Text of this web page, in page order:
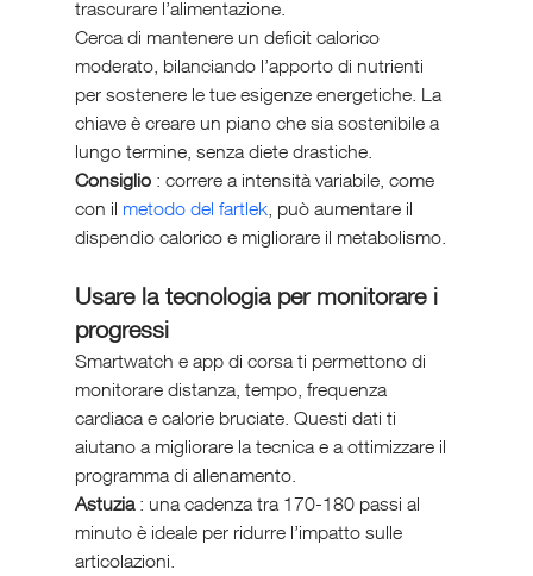
trascurare l’alimentazione.
Cerca di mantenere un deficit calorico
moderato, bilanciando l’apporto di nutrienti
per sostenere le tue esigenze energetiche. La
chiave è creare un piano che sia sostenibile a
lungo termine, senza diete drastiche.
Consiglio : correre a intensità variabile, come
con il metodo del fartlek, può aumentare il
dispendio calorico e migliorare il metabolismo.
Usare la tecnologia per monitorare i
progressi
Smartwatch e app di corsa ti permettono di
monitorare distanza, tempo, frequenza
cardiaca e calorie bruciate. Questi dati ti
aiutano a migliorare la tecnica e a ottimizzare il
programma di allenamento.
Astuzia : una cadenza tra 170-180 passi al
minuto è ideale per ridurre l’impatto sulle
articolazioni.